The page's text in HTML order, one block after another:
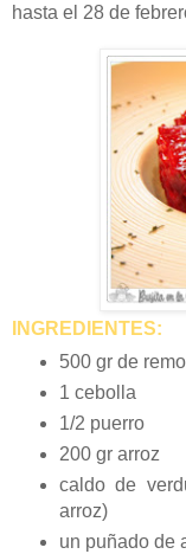
hasta el 28 de
INGREDIENTES:
500 gr de
1 cebolla
1/2 puerro
200 gr arroz
caldo de
arroz)
un puñado de